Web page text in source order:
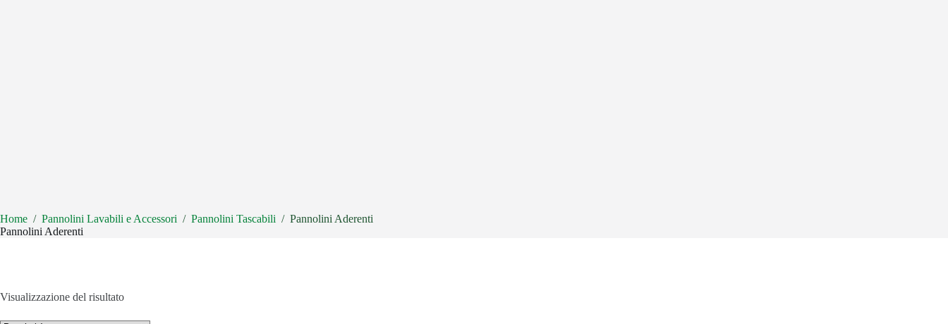
Home / Pannolini Lavabili e Accessori / Pannolini Tascabili / Pannolini Aderenti
Pannolini Aderenti
Visualizzazione del risultato